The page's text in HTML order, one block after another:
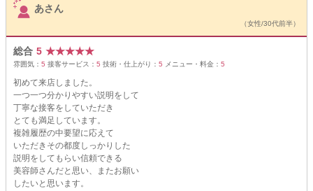
あさん
（女性/30代前半）
総合 5 ★★★★★
雰囲気： 5 接客サービス： 5 技術・仕上がり： 5 メニュー・料金： 5
初めて来店しました。
一つ一つ分かりやすい説明をして
丁寧な接客をしていただき
とても満足しています。
複雑履歴の中要望に応えて
いただきその都度しっかりした
説明をしてもらい信頼できる
美容師さんだと思い、またお願い
したいと思います。